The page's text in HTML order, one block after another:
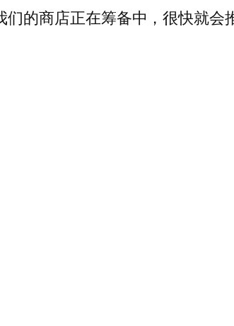
们的商店正在筹备中，很快就会